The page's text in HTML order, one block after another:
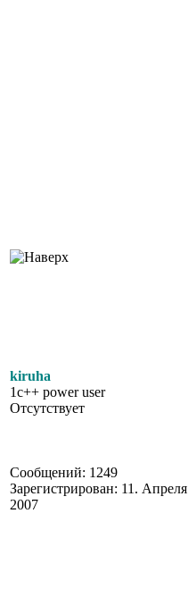
kiruha
1c++ power user
Отсутствует
Сообщений: 1249
Зарегистрирован: 11. Апреля
2007